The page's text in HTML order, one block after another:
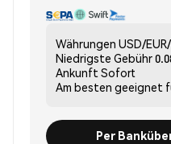
Währungen USD/
Niedrigste Gebühr
Ankunft Sofort
Am besten geeignet
Per